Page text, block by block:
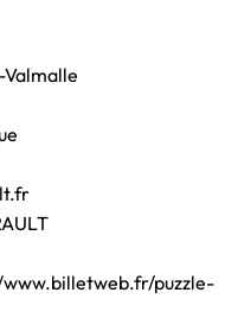
puzzle-